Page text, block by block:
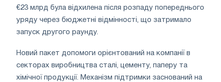
€23 млрд була відхилена після розпаду попереднього
уряду через бюджетні відмінності, що затримало
запуск другого раунду.
Новий пакет допомоги орієнтований на компанії в
секторах виробництва сталі, цементу, паперу та
хімічної продукції. Механізм підтримки заснований на